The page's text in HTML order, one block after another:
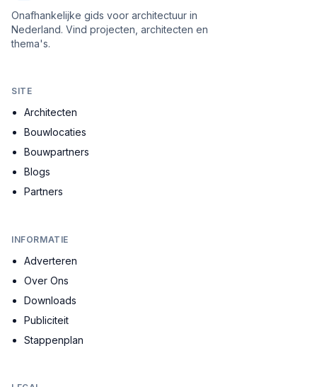
Onafhankelijke gids voor architectuur in
Nederland. Vind projecten, architecten en
thema's.
SITE
Architecten
Bouwlocaties
Bouwpartners
Blogs
Partners
INFORMATIE
Adverteren
Over Ons
Downloads
Publiciteit
Stappenplan